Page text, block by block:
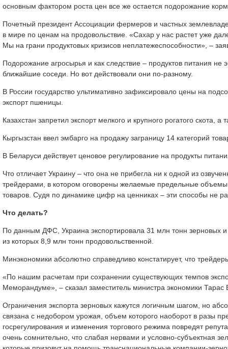
основным фактором роста цен все же остается подорожание
Почетный президент Ассоциации фермеров и частных
в мире по ценам на продовольствие. «Сахар у нас растет уже
Мы на грани продуктовых кризисов неплатежеспособности», –
Подорожание агросырья и как следствие – продуктов питания
ближайшие соседи. Но вот действовали они по-разному.
В России государство ультимативно зафиксировало цены на
экспорт пшеницы.
Казахстан запретил экспорт мелкого и крупного рогатого
Кыргызстан ввел эмбарго на продажу заграницу 14 категорий
В Беларуси действует ценовое регулирование на продукты
Что отличает Украину – что она не прибегла ни к одной из
трейдерами, в котором оговорены желаемые предельные
товаров. Судя по динамике цифр на ценниках – эти способы не
Что делать?
По данным ДФС, Украина экспортировала 31 млн тонн зерновых
из которых 8,9 млн тонн продовольственной.
Минэкономики абсолютно справедливо констатирует, что
«По нашим расчетам при сохранении существующих темпов
Меморандуме», – сказал заместитель министра экономики Тарас
Ограничения экспорта зерновых кажутся логичным шагом, но
связана с недобором урожая, объем которого наоборот в разы
госрегулирования и изменения торгового режима повредят
очень сомнительно, что слабая нервами и условно-субъектная